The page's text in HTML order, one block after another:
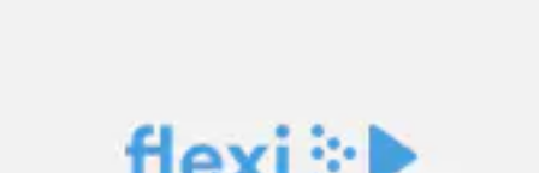
Ursprünglicher Preis
statt 29.90 CHFRabatt
Aktueller Preis 24.90 CHF